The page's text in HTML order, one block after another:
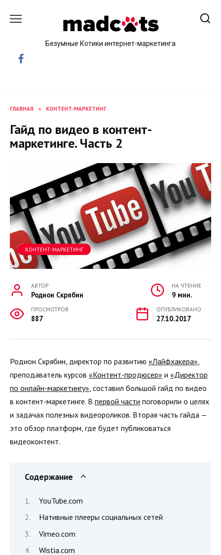
Безумные Котики интернет-маркетинга
ГЛАВНАЯ » КОНТЕНТ-МАРКЕТИНГ
Гайд по видео в контент-
маркетинге. Часть 2
КОНТЕНТ-МАРКЕТИНГ
АВТОР
Родион Скрябин
НА ЧТЕНИЕ
9 мин.
ПРОСМОТРОВ
887
ОПУБЛИКОВАНО
27.10.2017
Родион Скрябин, директор по развитию «Лайфхакера»,
преподаватель курсов «Контент-продюсер» и «Директор
по онлайн-маркетингу», составил большой гайд по видео
в контент-маркетинге. В первой части поговорили о целях
и задачах полезных видеороликов. Вторая часть гайда —
это обзор платформ, где будет публиковаться
видеоконтент.
Содержание
YouTube.com
Нативные плееры социальных сетей
Vimeo.com
Wistia.com